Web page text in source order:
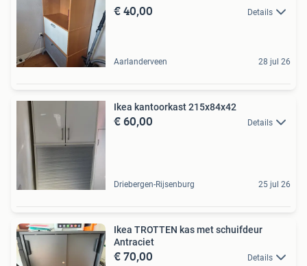
€ 40,00 Details
Aarlanderveen 28 jul 26
Ikea kantoorkast 215x84x42
€ 60,00 Details
Driebergen-Rijsenburg 25 jul 26
Ikea TROTTEN kas met schuifdeur
Antraciet
€ 70,00 Details